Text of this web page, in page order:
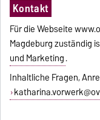
Kontakt
Für die Webseite
Magdeburg zuständig
und Marketing.
Inhaltliche Fragen,